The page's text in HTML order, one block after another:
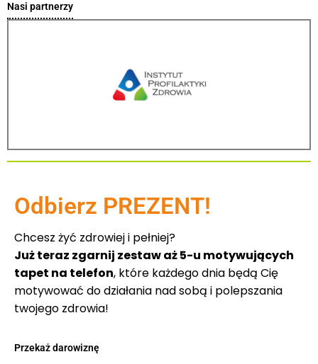
Nasi partnerzy
Odbierz PREZENT!
Chcesz żyć zdrowiej i pełniej?
Już teraz zgarnij zestaw aż 5-u motywujących
tapet na telefon, które każdego dnia będą Cię
motywować do działania nad sobą i polepszania
twojego zdrowia!
Przekaż darowiznę